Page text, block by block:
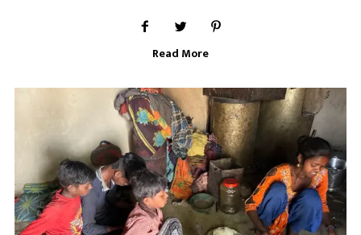
Read More